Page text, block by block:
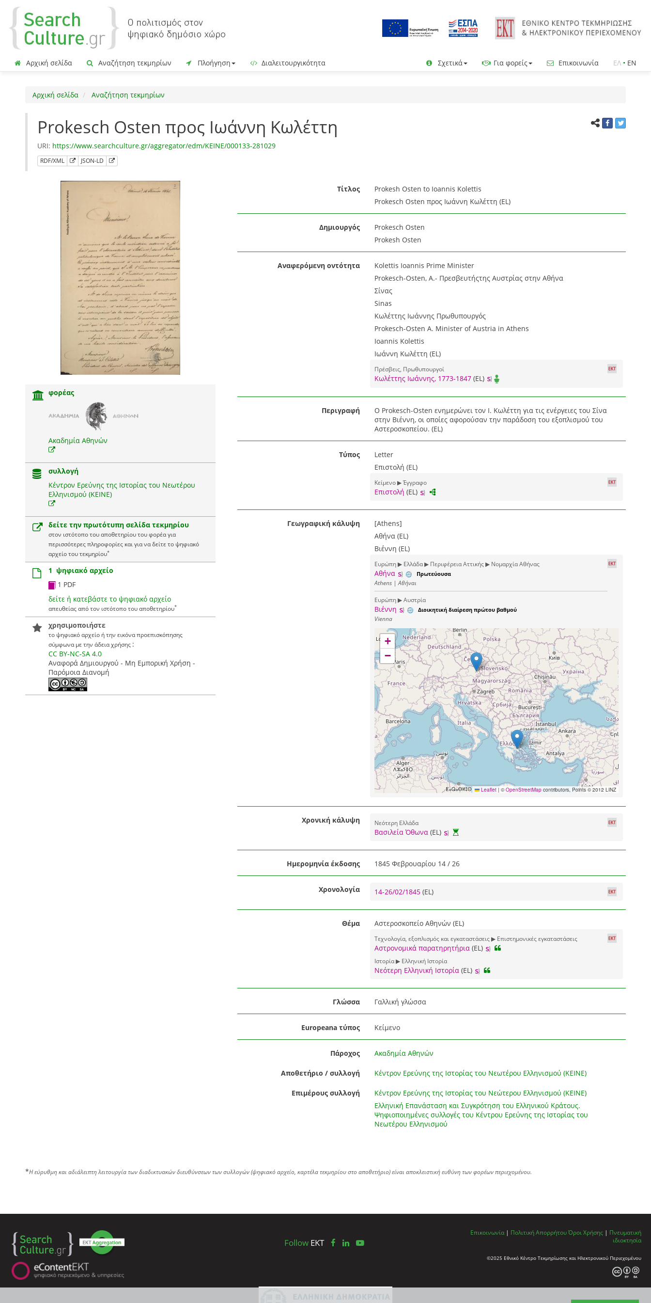
Αρχική σελίδα Αναζήτηση τεκμηρίων Πλοήγηση Διαλειτουργικότητα Σχετικά Για φορείς Επικοινωνία ΕΛ • EN
Αρχική σελίδα Αναζήτηση τεκμηρίων
Prokesch Osten προς Ιωάννη Κωλέττη
URI: https://www.searchculture.gr/aggregator/edm/KEINE/000133-281029
RDF/XML JSON-LD
φορέας
Ακαδημία Αθηνών
συλλογή
Κέντρον Ερεύνης της Ιστορίας του Νεωτέρου
Ελληνισμού (ΚΕΙΝΕ)
δείτε την πρωτότυπη σελίδα τεκμηρίου
στον ιστότοπο του αποθετηρίου του φορέα για
περισσότερες πληροφορίες και για να δείτε το ψηφιακό
αρχείο του τεκμηρίου*
1 ψηφιακό αρχείο
1 PDF
δείτε ή κατεβάστε το ψηφιακό αρχείο
απευθείας από τον ιστότοπο του αποθετηρίου*
χρησιμοποιήστε
το ψηφιακό αρχείο ή την εικόνα προεπισκόπησης
σύμφωνα με την άδεια χρήσης :
CC BY-NC-SA 4.0
Αναφορά Δημιουργού - Μη Εμπορική Χρήση -
Παρόμοια Διανομή
Τίτλος
Prokesh Osten to Ioannis Kolettis
Prokesch Osten προς Ιωάννη Κωλέττη (EL)
Δημιουργός
Prokesch Osten
Prokesh Osten
Αναφερόμενη οντότητα
Kolettis Ioannis Prime Minister
Prokesch-Osten, A.- Πρεσβευτήςτης Αυστρίας στην Αθήνα
Σίνας
Sinas
Κωλέττης Ιωάννης Πρωθυπουργός
Prokesch-Osten A. Minister of Austria in Athens
Ioannis Kolettis
Ιωάννη Κωλέττη (EL)
Πρέσβεις, Πρωθυπουργοί
Κωλέττης Ιωάννης, 1773-1847(EL)
Περιγραφή
Ο Prokesch-Osten ενημερώνει τον Ι. Κωλέττη για τις ενέργειες του Σίνα
στην Βιέννη, οι οποίες αφορούσαν την παράδοση του εξοπλισμού του
Αστεροσκοπείου. (EL)
Τύπος
Letter
Επιστολή (EL)
Κείμενο ▶ Έγγραφο
Επιστολή (EL)
Γεωγραφική κάλυψη
[Athens]
Αθήνα (EL)
Βιέννη (EL)
Ευρώπη ▶ Ελλάδα ▶ Περιφέρεια Αττικής ▶ Νομαρχία Αθήνας
Αθήνα Πρωτεύουσα
Athens | Αθήναι
Ευρώπη ▶ Αυστρία
Βιέννη Διοικητική διαίρεση πρώτου βαθμού
Vienna
+
−
Leaflet | ©OpenStreetMapcontributors, Points © 2012 LINZ
Χρονική κάλυψη Νεότερη Ελλάδα
Βασιλεία Όθωνα(EL)
Ημερομηνία έκδοσης 1845 Φεβρουαρίου 14 / 26
Χρονολογία 14-26/02/1845 (EL)
Θέμα Αστεροσκοπείο Αθηνών (EL)
Τεχνολογία, εξοπλισμός και εγκαταστάσεις ▶ Επιστημονικές εγκαταστάσεις
Αστρονομικά παρατηρητήρια(EL)
Ιστορία ▶ Ελληνική Ιστορία
Νεότερη Ελληνική Ιστορία(EL)
Γλώσσα Γαλλική γλώσσα
Europeana τύπος Κείμενο
Πάροχος Ακαδημία Αθηνών
Αποθετήριο / συλλογή Κέντρον Ερεύνης της Ιστορίας του Νεωτέρου Ελληνισμού (ΚΕΙΝΕ)
Επιμέρους συλλογή
Κέντρον Ερεύνης της Ιστορίας του Νεώτερου Ελληνισμού (ΚΕΙΝΕ)
Ελληνική Επανάσταση και Συγκρότηση του Ελληνικού Κράτους.
Ψηφιοποιημένες συλλογές του Κέντρου Ερεύνης της Ιστορίας του
Νεωτέρου Ελληνισμού
*Η εύρυθμη και αδιάλειπτη λειτουργία των διαδικτυακών διευθύνσεων των συλλογών (ψηφιακό αρχείο, καρτέλα τεκμηρίου στο αποθετήριο) είναι αποκλειστική ευθύνη των φορέων περιεχομένου.
FollowEKT
Επικοινωνία | Πολιτική ΑπορρήτουΌροι Χρήσης | Πνευματική
ιδιοκτησία
©2025 Εθνικό Κέντρο Τεκμηρίωσης και Ηλεκτρονικού Περιεχομένου